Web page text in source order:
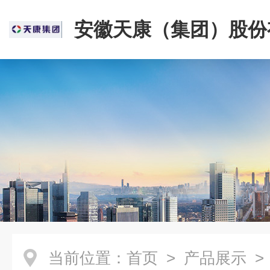
安徽天康（集团）股
司
当前位置： 首页 > 产品展示